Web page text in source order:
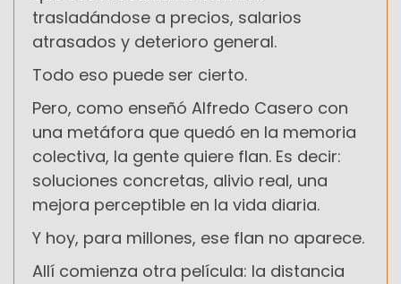
trasladándose a precios, salarios
atrasados y deterioro general.
Todo eso puede ser cierto.
Pero, como enseñó Alfredo Casero con
una metáfora que quedó en la memoria
colectiva, la gente quiere flan. Es decir:
soluciones concretas, alivio real, una
mejora perceptible en la vida diaria.
Y hoy, para millones, ese flan no aparece.
Allí comienza otra película: la distancia